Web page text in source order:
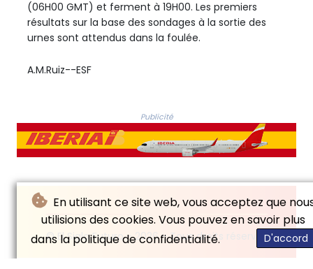
En utilisant ce site web, vous acceptez que
utilisions des cookies. Vous pouvez en savoir plus
dans la politique de confidentialité.
D'accord
(06H00 GMT) et ferment à 19H00. Les premiers
résultats sur la base des sondages à la sortie des
urnes sont attendus dans la foulée.
A.M.Ruiz--ESF
Publicité
© El Siglo Futuro - 2026 - Tous droits réservés